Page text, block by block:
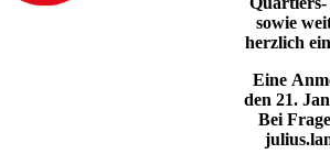
sowie
herzlich
Eine
den 21.
Be​​i